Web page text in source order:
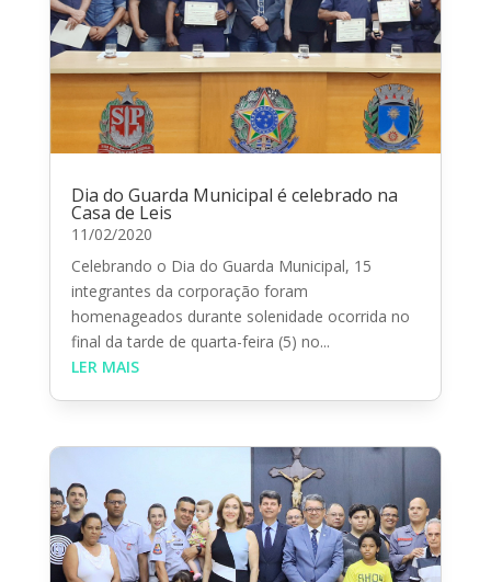
Dia do Guarda Municipal é celebrado na
Casa de Leis
11/02/2020
Celebrando o Dia do Guarda Municipal, 15
integrantes da corporação foram
homenageados durante solenidade ocorrida no
final da tarde de quarta-feira (5) no...
LER MAIS